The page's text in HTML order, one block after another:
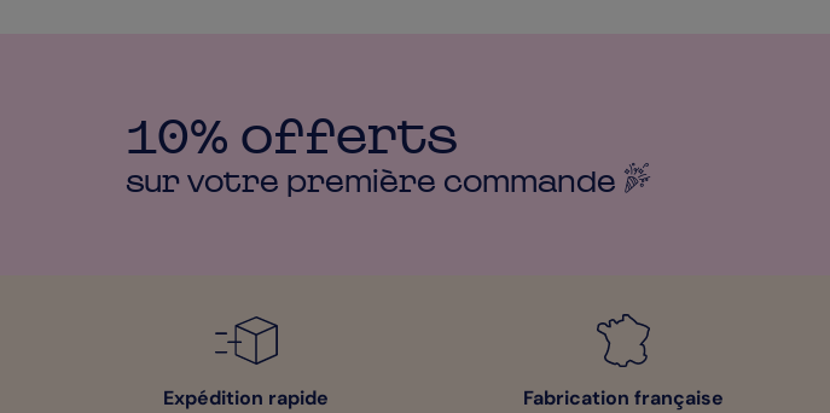
10% offerts
sur votre première commande
Expédition rapide Fabrication française